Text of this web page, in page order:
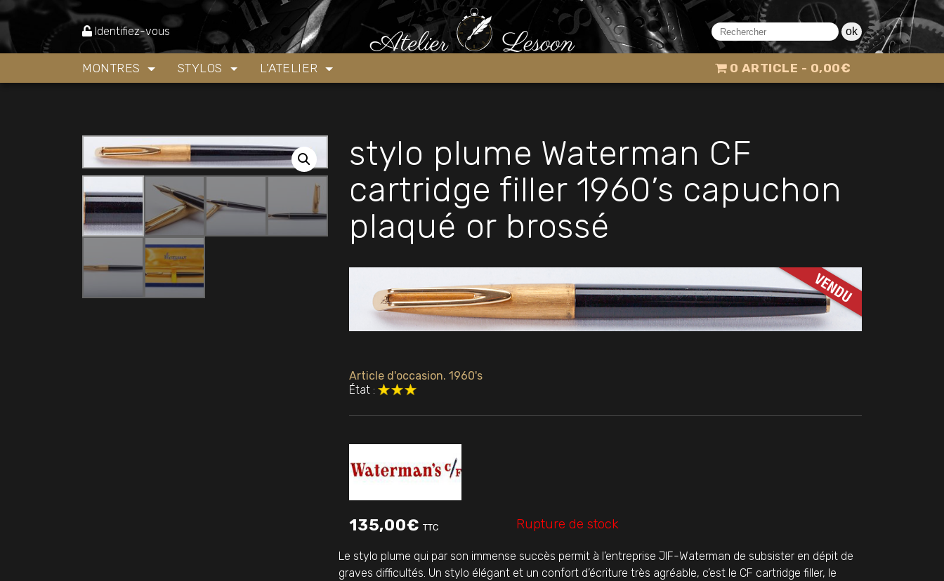
Identifiez-vous ok
MONTRES STYLOS L’ATELIER 0 ARTICLE 0,00€
Stylos stylo plume Waterman CF cartridge filler 1960’s capuchon plaqué or brossé
stylo plume Waterman CF
cartridge filler 1960’s capuchon
plaqué or brossé
Article d'occasion. 1960's
État :
135,00€ TTC Rupture de stock
Le stylo plume qui par son immense succès permit à l’entreprise JIF-Waterman de subsister en dépit de
graves difficultés. Un stylo élégant et un confort d’écriture très agréable, c’est le CF cartridge filler, le